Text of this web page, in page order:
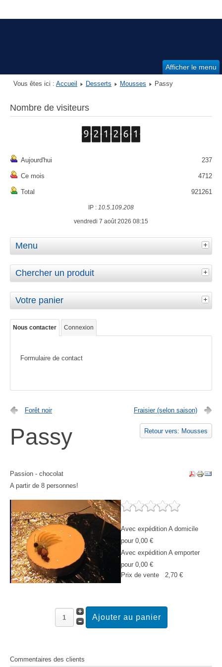
Afficher le menu
Vous êtes ici : Accueil Desserts Mousses Passy
Nombre de visiteurs
Aujourd'hui 237
Ce mois 4712
Total 921261
IP : 10.5.109.208
vendredi 7 août 2026 08:15
Menu
Chercher un produit
Votre panier
Nous contacter Connexion
Formulaire de contact
Forêt noir Fraisier (selon saison)
Retour vers: Mousses
Passy
Passion - chocolat
A partir de 8 personnes!
Avec expédition A domicile
pour 0,00 €
Avec expédition A emporter
pour 0,00 €
Prix ​​de vente
2,70 €
Commentaires des clients